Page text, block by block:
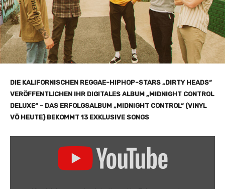
DIE KALIFORNISCHEN REGGAE-HIPHOP-STARS „DIRTY HEADS“
VERÖFFENTLICHEN IHR DIGITALES ALBUM „MIDNIGHT CONTROL
DELUXE“ – DAS ERFOLGSALBUM „MIDNIGHT CONTROL“ (VINYL
VÖ HEUTE) BEKOMMT 13 EXKLUSIVE SONGS